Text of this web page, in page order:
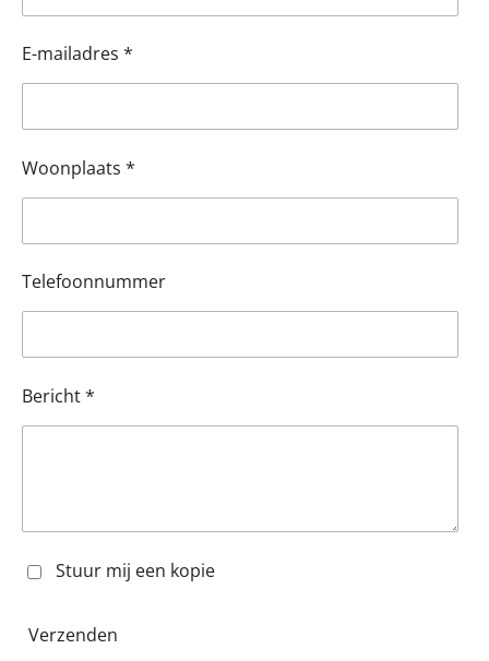
E-mailadres *
Woonplaats *
Telefoonnummer
Bericht *
Stuur mij een kopie
Verzenden